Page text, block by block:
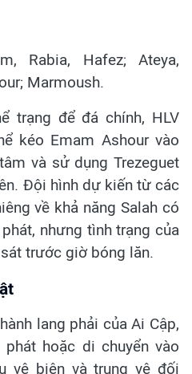
Rabia, Hafez; Ateya,
Marmoush.
trạng để đá chính, HLV
kéo Emam Ashour vào
và sử dụng Trezeguet
Đội hình dự kiến từ các
về khả năng Salah có
nhưng tình trạng của
trước giờ bóng lăn.
lang phải của Ai Cập,
hoặc di chuyển vào
vệ biên và trung vệ đối